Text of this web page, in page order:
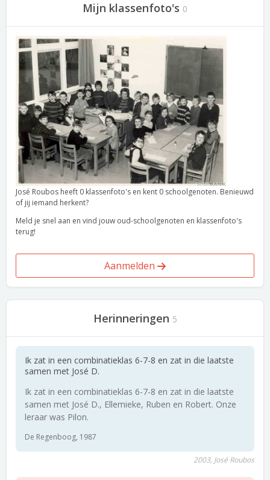
Mijn klassenfoto's 0
José Roubos heeft 0 klassenfoto's en kent 0 schoolgenoten. Benieuwd
of jij iemand herkent?
Meld je snel aan en vind jouw oud-schoolgenoten en klassenfoto's
terug!
Aanmelden
Herinneringen 5
Ik zat in een combinatieklas 6-7-8 en zat in die laatste
samen met José D.
Ik zat in een combinatieklas 6-7-8 en zat in die laatste
samen met José D., Ellemieke, Ruben en Robert. Onze
leraar was Pilon.
De Regenboog, 1987
2003, José Roubos